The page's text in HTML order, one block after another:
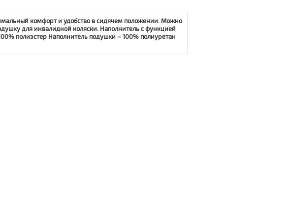
комфорт и удобство в сидячем положении. Можно
для инвалидной коляски. Наполнитель с функцией
полиэстер Наполнитель подушки – 100% полиуретан